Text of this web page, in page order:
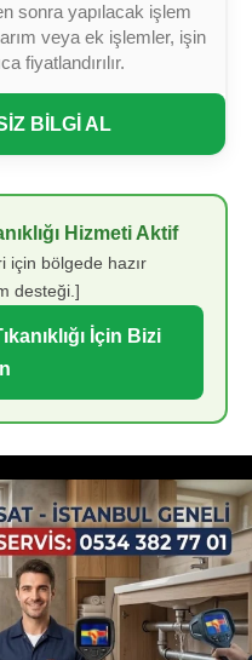
sonra yapılacak işlem
veya ek işlemler, işin
fiyatlandırılır.
BİLGİ AL
Hizmeti Aktif
için bölgede hazır
desteği.]
İçin Bizi